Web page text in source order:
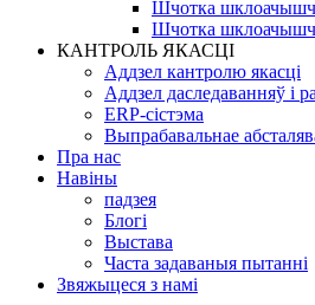
Шчотка
Шчотка
КАНТРОЛЬ ЯКАСЦІ
Аддзел кантролю якасці
Аддзел даследаванняў і
ERP-сістэма
Выпрабавальнае
Пра нас
Навіны
падзея
Блогі
Выстава
Часта задаваныя пытанні
Звяжыцеся з намі